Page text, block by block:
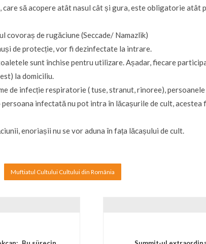
să acopere atât nasul cât și gura, este obligatorie atât
covoraș de rugăciune (Seccade/ Namazlik)
de protecție, vor fi dezinfectate la intrare.
sunt închise pentru utilizare. Așadar, fiecare
la domiciliu.
de infecție respiratorie ( tuse, stranut, rinoree),
infectată nu pot intra în lăcașurile de cult, acestea
enoriașii nu se vor aduna în fața lăcașului de cult.
Muftiatul Cultului Cultului din România